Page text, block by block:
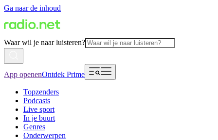
Ga naar de inhoud
Waar wil je naar luisteren?
App openenOntdek Prime
Topzenders
Podcasts
Live sport
In je buurt
Genres
Onderwerpen